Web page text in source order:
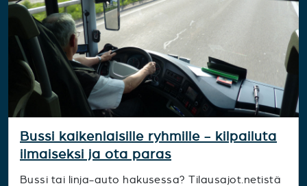
Bussi kaikenlaisille ryhmille - kilpailuta
ilmaiseksi ja ota paras
Bussi tai linja-auto hakusessa? Tilausajot.netistä